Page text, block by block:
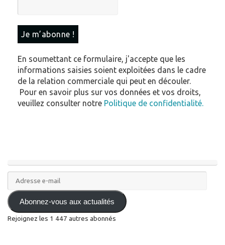
En soumettant ce formulaire, j'accepte que les
informations saisies soient exploitées dans le cadre
de la relation commerciale qui peut en découler.
Pour en savoir plus sur vos données et vos droits,
veuillez consulter notre Politique de confidentialité.
Adresse
e-
mail Abonnez-vous aux actualités
Rejoignez les 1 447 autres abonnés